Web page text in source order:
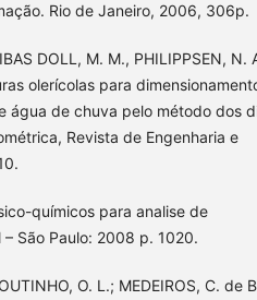
Rio de Janeiro, 2006, 306p.
DOLL, M. M., PHILIPPSEN, N.
olerícolas para
água de chuva pelo método dos
Revista de Engenharia e
químicos para analise de
São Paulo: 2008 p. 1020.
O. L.; MEDEIROS, C. de